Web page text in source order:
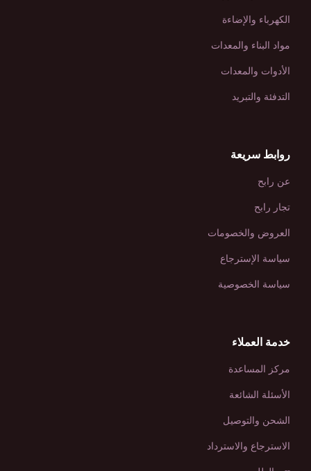
الكهرباء والإضاءة
مواد البناء والمعدات
الأدوات والمعدات
التدفئة والتبريد
روابط سريعة
عن رابح
تجار رابح
العروض والخصومات
سياسة الإسترجاع
سياسة الخصوصية
خدمة العملاء
مركز المساعدة
الأسئلة الشائعة
الشحن والتوصيل
الاسترجاع والاسترداد